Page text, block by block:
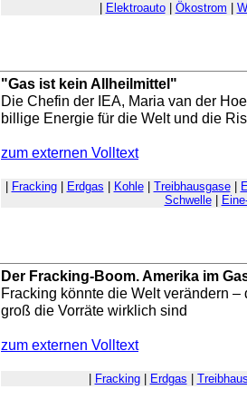
Elektroauto| Ökostrom
"Gas ist kein Allheilmittel"
Die Chefin der IEA, Maria van der
billige Energie für die Welt und die
zum externen Volltext
Fracking| Erdgas Kohle| Treibhausgase|
Schwelle|
Der Fracking-Boom. Amerika im
Fracking könnte die Welt verändern
groß die Vorräte wirklich sind
zum externen Volltext
Fracking| Erdgas